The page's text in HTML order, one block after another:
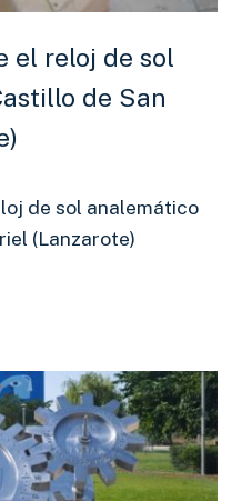
el reloj de sol
de San
de sol analemático
(Lanzarote)